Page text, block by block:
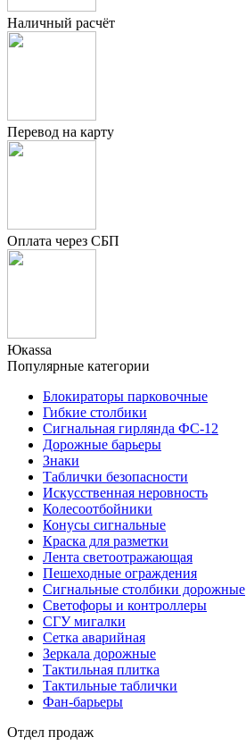
Наличный расчёт
Перевод на карту
Оплата через СБП
Юкаssа
Популярные категории
Блокираторы парковочные
Гибкие столбики
Сигнальная гирлянда ФС-12
Дорожные барьеры
Знаки
Таблички безопасности
Искусственная неровность
Колесоотбойники
Конусы сигнальные
Краска для разметки
Лента светоотражающая
Пешеходные ограждения
Сигнальные столбики дорожные
Светофоры и контроллеры
СГУ мигалки
Cетка аварийная
Зеркала дорожные
Тактильная плитка
Тактильные таблички
Фан-барьеры
Отдел продаж